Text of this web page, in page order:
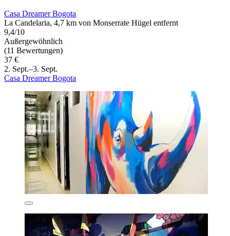
Casa Dreamer Bogota
La Candelaria, 4,7 km von Monserrate Hügel entfernt
9,4/10
Außergewöhnlich
(11 Bewertungen)
37 €
2. Sept.–3. Sept.
Casa Dreamer Bogota